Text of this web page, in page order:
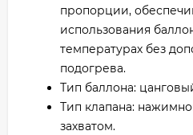
пропорции,
использования
температурах без
подогрева.
Тип баллона:
Тип клапана:
захватом.